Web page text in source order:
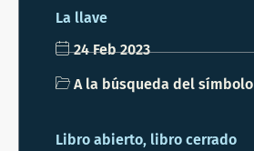
La llave
24 Feb 2023
A la búsqueda del símbolo
Libro abierto, libro cerrado